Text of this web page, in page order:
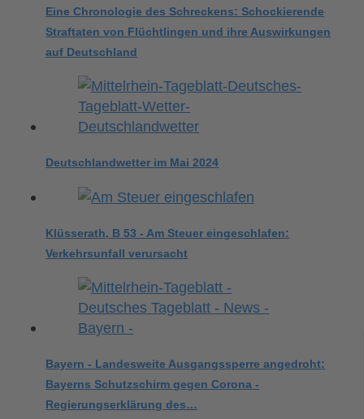
Eine Chronologie des Schreckens: Schockierende
Straftaten von Flüchtlingen und ihre Auswirkungen
auf Deutschland
Deutschlandwetter im Mai 2024
Klüsserath, B 53 - Am Steuer eingeschlafen:
Verkehrsunfall verursacht
Bayern - Landesweite Ausgangssperre angedroht:
Bayerns Schutzschirm gegen Corona -
Regierungserklärung des…